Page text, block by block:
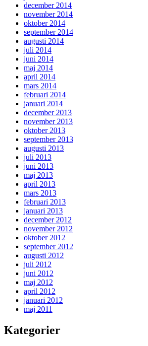
december 2014
november 2014
oktober 2014
september 2014
augusti 2014
juli 2014
juni 2014
maj 2014
april 2014
mars 2014
februari 2014
januari 2014
december 2013
november 2013
oktober 2013
september 2013
augusti 2013
juli 2013
juni 2013
maj 2013
april 2013
mars 2013
februari 2013
januari 2013
december 2012
november 2012
oktober 2012
september 2012
augusti 2012
juli 2012
juni 2012
maj 2012
april 2012
januari 2012
maj 2011
Kategorier